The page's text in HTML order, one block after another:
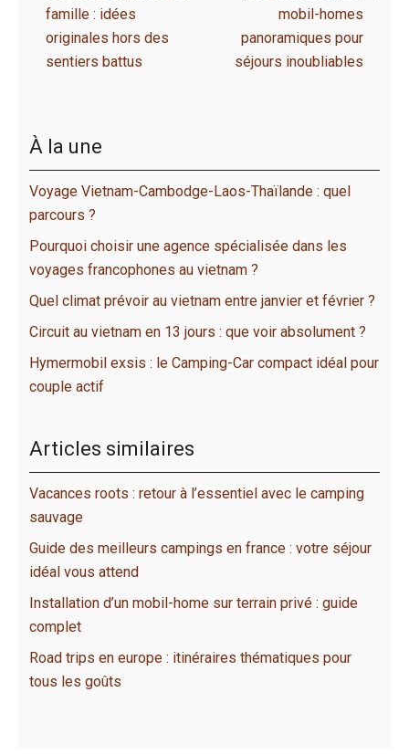
famille : idées
originales hors des
sentiers battus
mobil-homes
panoramiques pour
séjours inoubliables
À la une
Voyage Vietnam-Cambodge-Laos-Thaïlande : quel
parcours ?
Pourquoi choisir une agence spécialisée dans les
voyages francophones au vietnam ?
Quel climat prévoir au vietnam entre janvier et février ?
Circuit au vietnam en 13 jours : que voir absolument ?
Hymermobil exsis : le Camping-Car compact idéal pour
couple actif
Articles similaires
Vacances roots : retour à l’essentiel avec le camping
sauvage
Guide des meilleurs campings en france : votre séjour
idéal vous attend
Installation d’un mobil-home sur terrain privé : guide
complet
Road trips en europe : itinéraires thématiques pour
tous les goûts